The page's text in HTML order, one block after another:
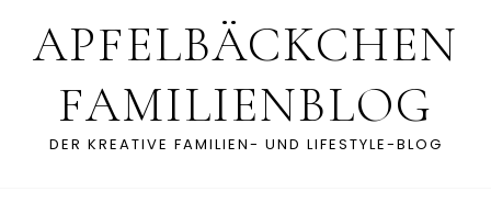
APFELBÄCKCHEN
FAMILIENBLOG
DER KREATIVE FAMILIEN- UND LIFESTYLE-BLOG